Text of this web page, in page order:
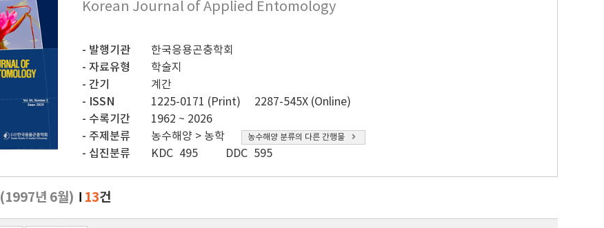
Korean Journal of Applied Entomology
발행기관
한국응용곤충학회
자료유형
학술지
간기
계간
ISSN
1225-0171 (Print)
2287-545X (Online)
수록기간
1962 ~ 2026
주제분류
농수해양 > 농학 농수해양 분류의 다른 간행물
십진분류 KDC 495 DDC 595
(1997년 6월) 13건